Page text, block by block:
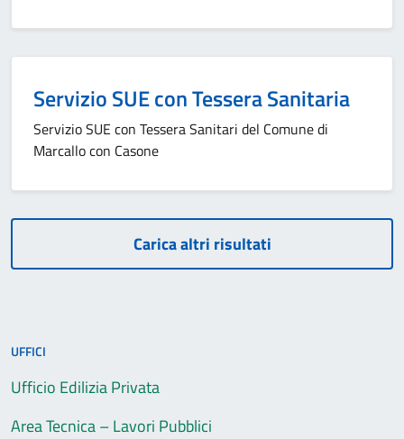
Servizio SUE con Tessera Sanitaria
Servizio SUE con Tessera Sanitari del Comune di
Marcallo con Casone
Carica altri risultati
UFFICI
Ufficio Edilizia Privata
Area Tecnica – Lavori Pubblici